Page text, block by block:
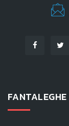
FANTALEGHE